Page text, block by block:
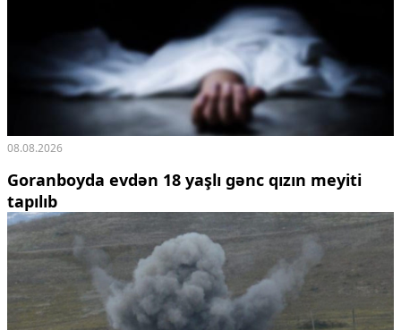
08.08.2026
Goranboyda evdən 18 yaşlı gənc qızın meyiti
tapılıb